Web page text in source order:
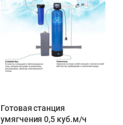
Готовая станция
умягчения 0,5 куб.м/ч